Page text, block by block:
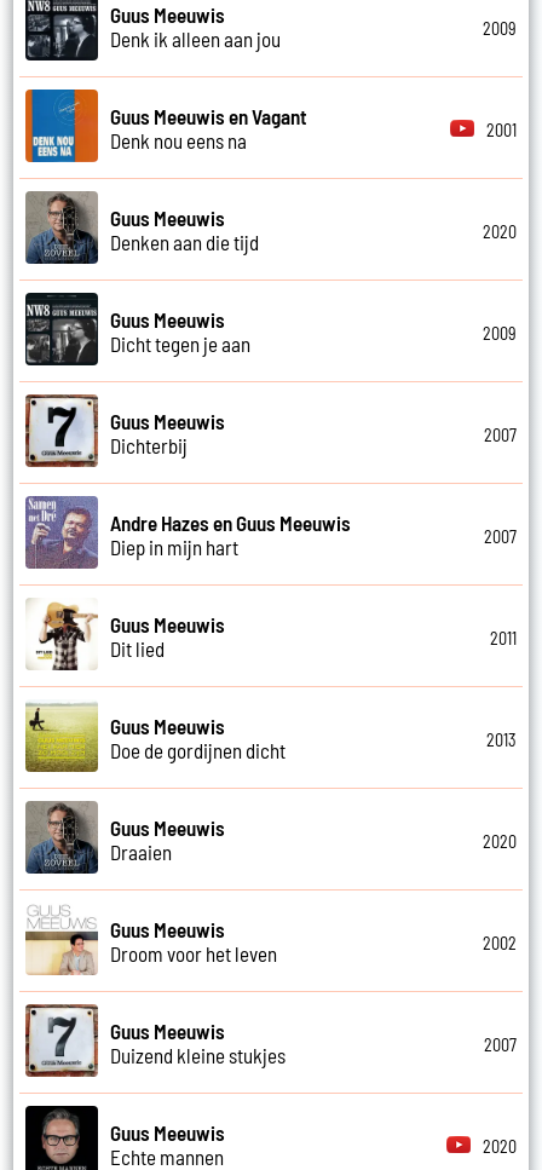
Guus Meeuwis
Denk ik alleen aan jou
2009
Guus Meeuwis en Vagant
Denk nou eens na
2001
Guus Meeuwis
Denken aan die tijd
2020
Guus Meeuwis
Dicht tegen je aan
2009
Guus Meeuwis
Dichterbij
2007
Andre Hazes en Guus Meeuwis
Diep in mijn hart
2007
Guus Meeuwis
Dit lied
2011
Guus Meeuwis
Doe de gordijnen dicht
2013
Guus Meeuwis
Draaien
2020
Guus Meeuwis
Droom voor het leven
2002
Guus Meeuwis
Duizend kleine stukjes
2007
Guus Meeuwis
Echte mannen
2020